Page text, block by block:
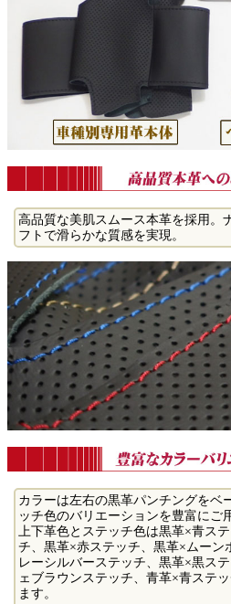
高品質な美肌スムース本革を採用。
フトで滑らかな質感を実現。
カラーは左右の黒革パンチングをベ
ッチ色のバリエーションを豊富にご
上下革色とステッチ色は黒革×青ス
チ、黒革×赤ステッチ、黒革×ムーン
レーシルバーステッチ、黒革×黒ス
ェブラウンステッチ、青革×青ステ
ます。